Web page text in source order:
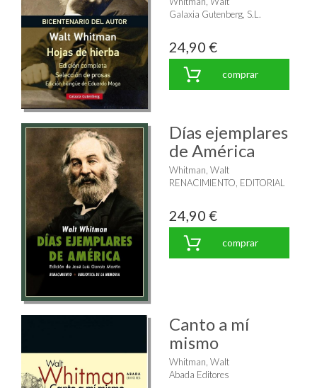
Galaxia Gutenberg, S.L.
24,90 €
comprar
Días ejemplares
de América
Whitman, Walt
RENACIMIENTO, EDITORIAL
24,90 €
comprar
Canto a mí
mismo
Whitman, Walt
Abada Editores